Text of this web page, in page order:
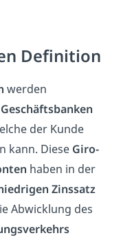
Definition
werden
der Kunde
kann. Diese Giro-
haben in der
Zinssatz
Abwicklung des